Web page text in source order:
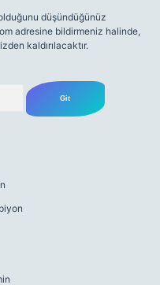
düşündüğünüz
adresine bildirmeniz halinde,
kaldırılacaktır.